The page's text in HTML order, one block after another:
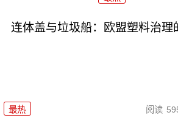
连体盖与垃圾船：欧盟塑料治理
最热 阅读